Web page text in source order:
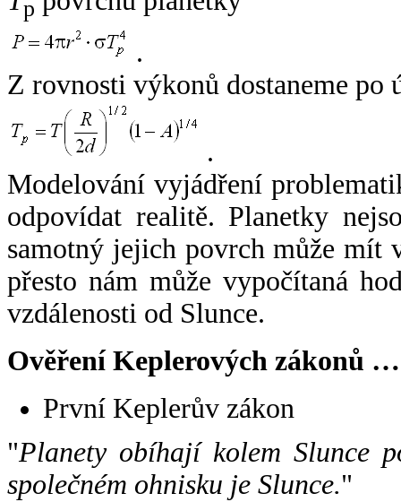
p
.
Z rovnosti výkonů dostaneme po
.
Modelování vyjádření
odpovídat realitě. Planetky
samotný jejich povrch může mít
přesto nám může vypočítaná
vzdálenosti od Slunce.
Ověření Keplerových zákonů …
První Keplerův zákon
"Planety obíhají kolem Slunce
společném ohnisku je Slunce."